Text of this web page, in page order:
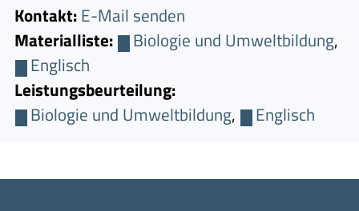
Kontakt:E-Mail senden
Materialliste:
Biologie und Umweltbildung,
Englisch
Leistungsbeurteilung:
Biologie und Umweltbildung, Englisch